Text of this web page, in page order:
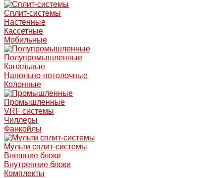
Сплит-системы
Настенные
Кассетные
Мобильные
Полупромышленные
Канальные
Напольно-потолочные
Колонные
Промышленные
VRF системы
Чиллеры
Фанкойлы
Мульти сплит-системы
Внешние блоки
Внутренние блоки
Комплекты